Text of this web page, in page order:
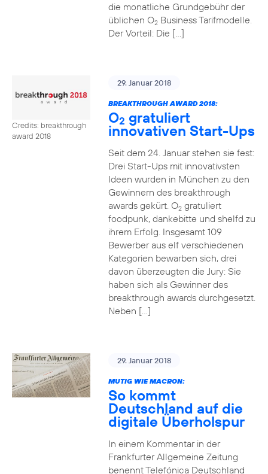
die monatliche Grundgebühr der
üblichen O2Business Tarifmodelle.
Der Vorteil: Die […]
Credits: breakthrough
award 2018
29. Januar 2018
BREAKTHROUGH AWARD 2018:
O2 gratuliert
innovativen Start-Ups
Seit dem 24. Januar stehen sie fest:
Drei Start-Ups mit innovativsten
Ideen wurden in München zu den
Gewinnern des breakthrough
awards gekürt. O2gratuliert
foodpunk, dankebitte und shelfd zu
ihrem Erfolg. Insgesamt 109
Bewerber aus elf verschiedenen
Kategorien bewarben sich, drei
davon überzeugten die Jury: Sie
haben sich als Gewinner des
breakthrough awards durchgesetzt.
Neben […]
29. Januar 2018
MUTIG WIE MACRON:
So kommt
Deutschland auf die
digitale Überholspur
In einem Kommentar in der
Frankfurter Allgemeine Zeitung
benennt Telefónica Deutschland